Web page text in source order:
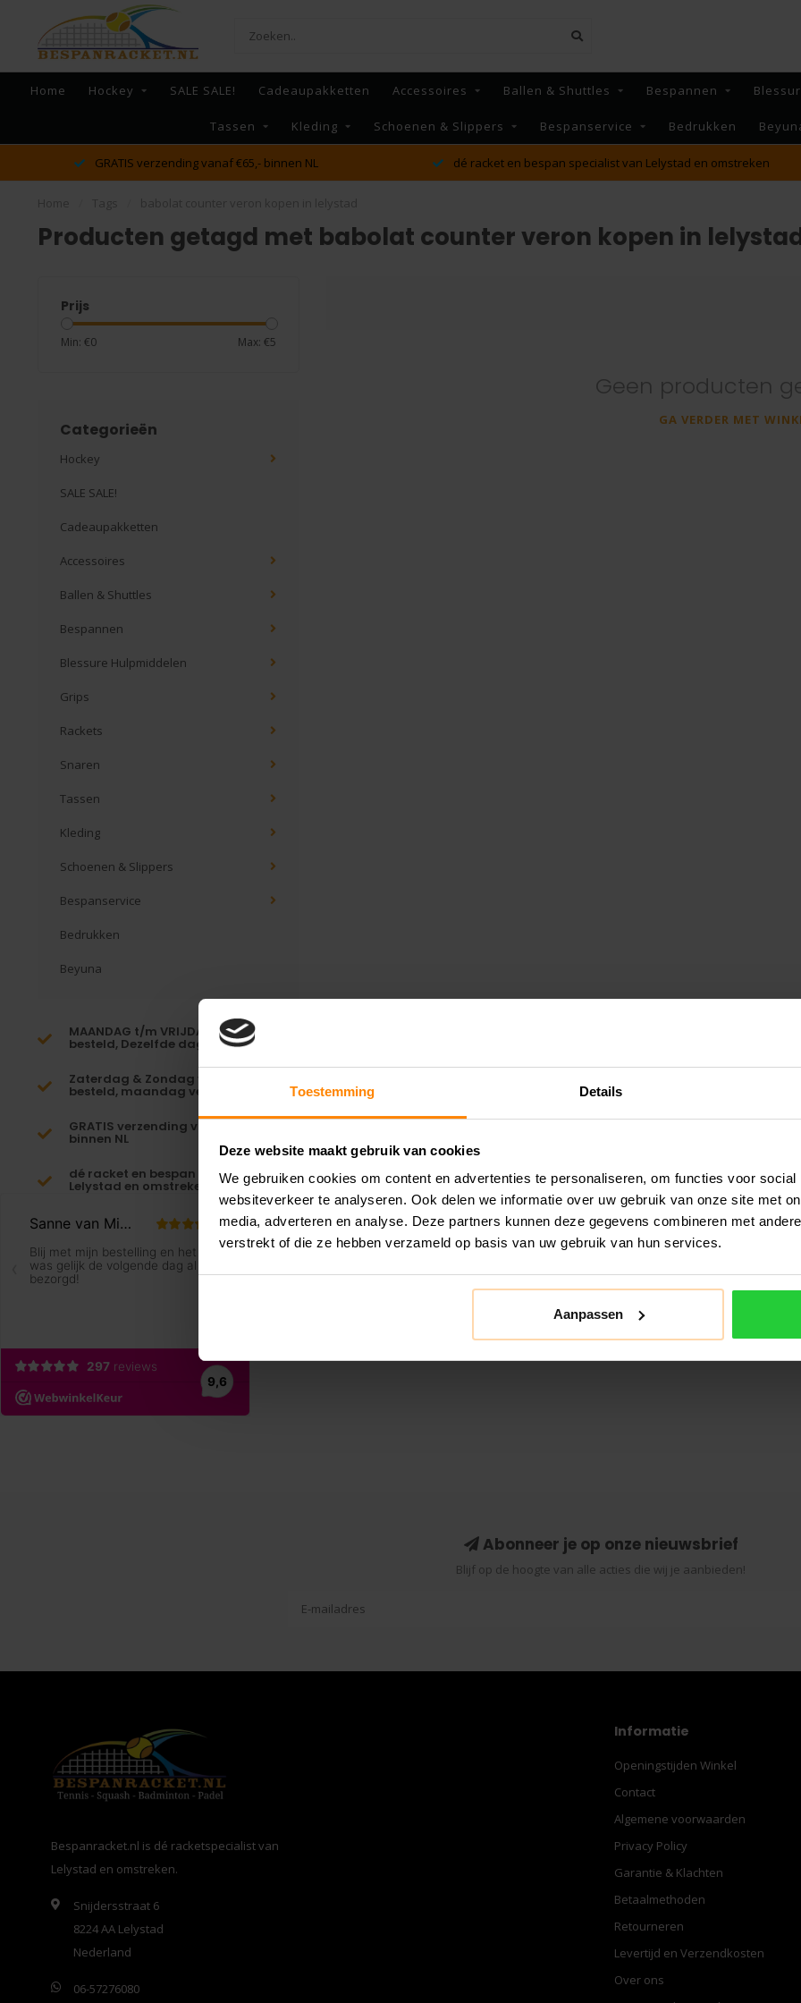
Toestemming Details
Deze website maakt gebruik van cookies
We gebruiken cookies om content en advertenties te personaliseren, om functies voor
websiteverkeer te analyseren. Ook delen we informatie over uw gebruik van onze site met
media, adverteren en analyse. Deze partners kunnen deze gegevens combineren met
verstrekt of die ze hebben verzameld op basis van uw gebruik van hun services.
Aanpassen
Home Hockey SALE SALE! Cadeaupakketten Accessoires Ballen & Shuttles Bespannen
Tassen Kleding Schoenen & Slippers Bespanservice Bedrukken
GRATIS verzending vanaf €65,- binnen NL dé racket en bespan specialist van Lelystad en omstreken
Producten getagd met babolat counter veron kopen in
Prijs
Min: €0 Max: €5
Categorieën
Hockey
SALE SALE!
Cadeaupakketten
Accessoires
Ballen & Shuttles
Bespannen
Blessure Hulpmiddelen
Grips
Rackets
Snaren
Tassen
Kleding
Schoenen & Slippers
Bespanservice
Bedrukken
Beyuna
MAANDAG t/m VRIJDAG voor 16:00
besteld, Dezelfde dag verzonden!*
Zaterdag & Zondag voor 23:59
besteld, maandag verzonden!
GRATIS verzending vanaf €65,-
binnen NL
dé racket en bespan specialist van
Lelystad en omstreken
Geen producten
GA VERDER MET
Abonneer je op onze nieuwsbrief
Blijf op de hoogte van alle acties die wij je aanbieden!
Bespanracket.nl is dé racketspecialist van
Lelystad en omstreken.
Snijdersstraat 6
8224 AA Lelystad
Nederland
06-57276080
Informatie
Openingstijden Winkel
Contact
Algemene voorwaarden
Privacy Policy
Garantie & Klachten
Betaalmethoden
Retourneren
Levertijd en Verzendkosten
Over ons